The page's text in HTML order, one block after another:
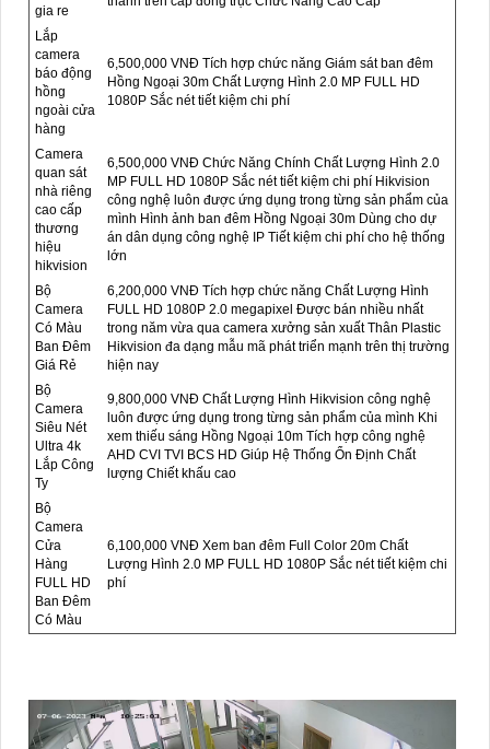
gia re
Lắp
camera
báo động
hồng
ngoài cửa
hàng
6,500,000 VNĐ Tích hợp chức năng Giám sát ban đêm
Hồng Ngoại 30m Chất Lượng Hình 2.0 MP FULL HD
1080P Sắc nét tiết kiệm chi phí
Camera
quan sát
nhà riêng
cao cấp
thương
hiệu
hikvision
6,500,000 VNĐ Chức Năng Chính Chất Lượng Hình 2.0
MP FULL HD 1080P Sắc nét tiết kiệm chi phí Hikvision
công nghệ luôn được ứng dụng trong từng sản phẩm của
mình Hình ảnh ban đêm Hồng Ngoại 30m Dùng cho dự
án dân dụng công nghệ IP Tiết kiệm chi phí cho hệ thống
lớn
Bộ
Camera
Có Màu
Ban Đêm
Giá Rẻ
6,200,000 VNĐ Tích hợp chức năng Chất Lượng Hình
FULL HD 1080P 2.0 megapixel Được bán nhiều nhất
trong năm vừa qua camera xưởng sản xuất Thân Plastic
Hikvision đa dạng mẫu mã phát triển mạnh trên thị trường
hiện nay
Bộ
Camera
Siêu Nét
Ultra 4k
Lắp Công
Ty
9,800,000 VNĐ Chất Lượng Hình Hikvision công nghệ
luôn được ứng dụng trong từng sản phẩm của mình Khi
xem thiếu sáng Hồng Ngoại 10m Tích hợp công nghệ
AHD CVI TVI BCS HD Giúp Hệ Thống Ổn Định Chất
lượng Chiết khấu cao
Bộ
Camera
Cửa
Hàng
FULL HD
Ban Đêm
Có Màu
6,100,000 VNĐ Xem ban đêm Full Color 20m Chất
Lượng Hình 2.0 MP FULL HD 1080P Sắc nét tiết kiệm chi
phí